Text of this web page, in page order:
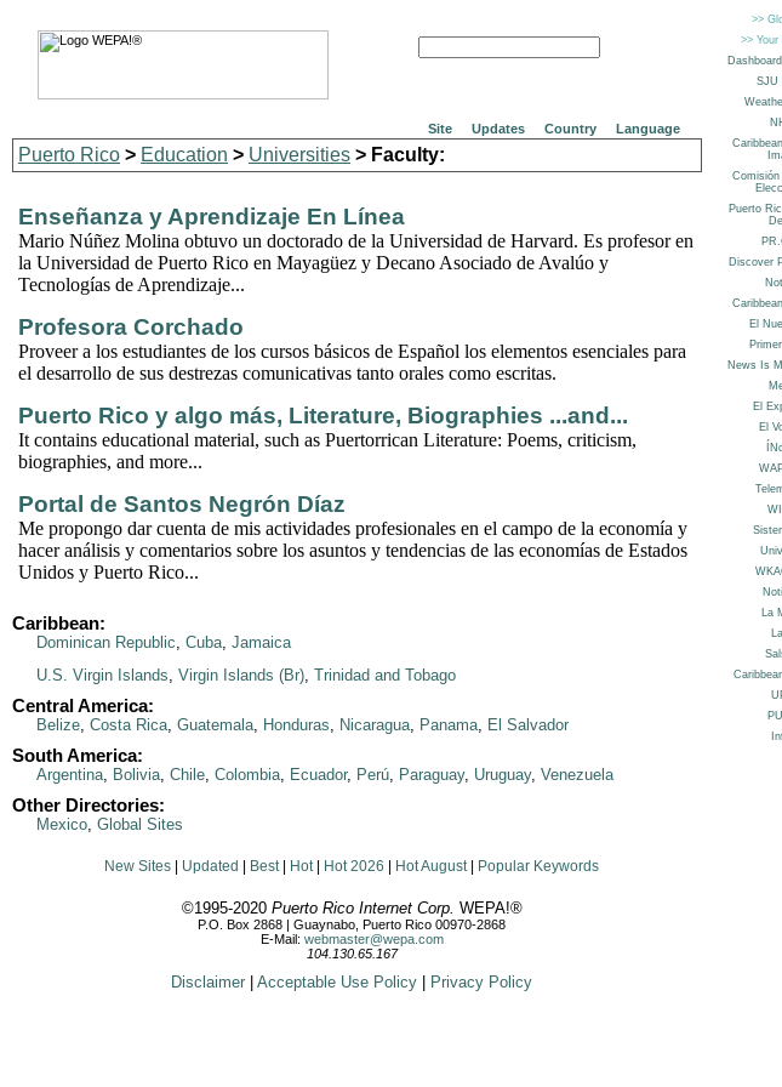
Site Updates Country Language
Puerto Rico > Education > Universities > Faculty:
Enseñanza y Aprendizaje En Línea
Mario Núñez Molina obtuvo un doctorado de la Universidad de Harvard. Es profesor en
la Universidad de Puerto Rico en Mayagüez y Decano Asociado de Avalúo y
Tecnologías de Aprendizaje...
Profesora Corchado
Proveer a los estudiantes de los cursos básicos de Español los elementos esenciales para
el desarrollo de sus destrezas comunicativas tanto orales como escritas.
Puerto Rico y algo más, Literature, Biographies ...and...
It contains educational material, such as Puertorrican Literature: Poems, criticism,
biographies, and more...
Portal de Santos Negrón Díaz
Me propongo dar cuenta de mis actividades profesionales en el campo de la economía y
hacer análisis y comentarios sobre los asuntos y tendencias de las economías de Estados
Unidos y Puerto Rico...
Caribbean:
Dominican Republic, Cuba, Jamaica
U.S. Virgin Islands, Virgin Islands (Br), Trinidad and Tobago
Central America:
Belize, Costa Rica, Guatemala, Honduras, Nicaragua, Panama, El Salvador
South America:
Argentina, Bolivia, Chile, Colombia, Ecuador, Perú, Paraguay, Uruguay, Venezuela
Other Directories:
Mexico, Global Sites
New Sites Updated Best| Hot| Hot 2026 Hot August| Popular Keywords
©1995-2020 Puerto Rico Internet Corp. WEPA!®
P.O. Box 2868 | Guaynabo, Puerto Rico 00970-2868
E-Mail: webmaster@wepa.com
104.130.65.167
Disclaimer Acceptable Use Policy Privacy Policy